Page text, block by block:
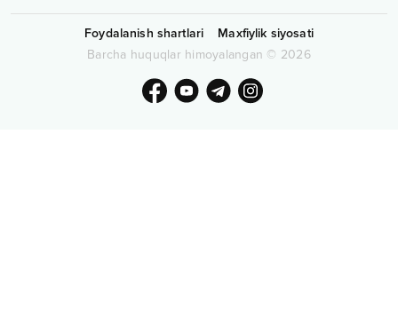
Foydalanish shartlari
Maxfiylik siyosati
Barcha huquqlar himoyalangan © 2026